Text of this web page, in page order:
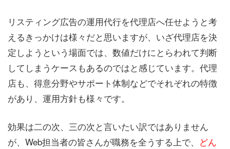
リスティング広告の運用代行を代理店へ任せようと考
えるきっかけは様々だと思いますが、いざ代理店を決
定しようという場面では、数値だけにとらわれて判断
してしまうケースもあるのではと感じています。代理
店も、得意分野やサポート体制などでそれぞれの特徴
があり、運用方針も様々です。
効果は二の次、三の次と言いたい訳ではありません
が、Web担当者の皆さんが職務を全うする上で、 どん